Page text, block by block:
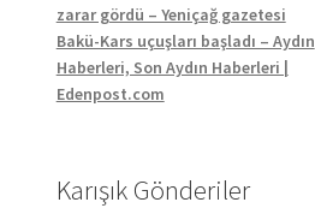
zarar gördü – Yeniçağ gazetesi
Bakü-Kars uçuşları başladı – Aydın
Haberleri, Son Aydın Haberleri |
Edenpost.com
Karışık Gönderiler